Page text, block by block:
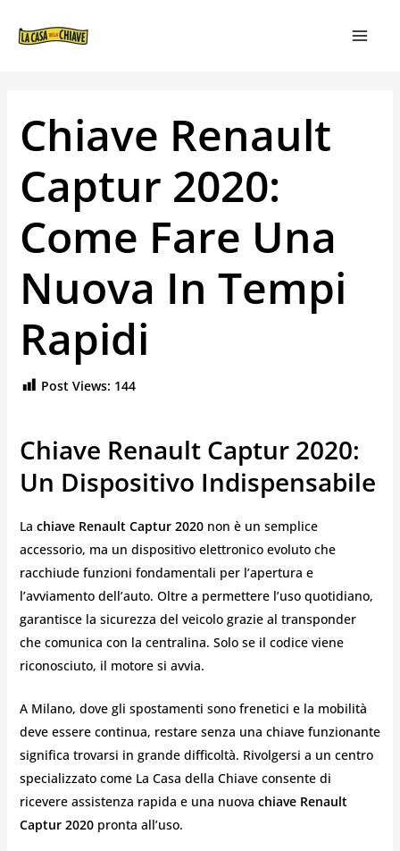
Chiave Renault
Captur 2020:
Come Fare Una
Nuova In Tempi
Rapidi
Post Views: 144
Chiave Renault Captur 2020:
Un Dispositivo Indispensabile
La chiave Renault Captur 2020non è un semplice
accessorio, ma un dispositivo elettronico evoluto che
racchiude funzioni fondamentali per l’apertura e
l’avviamento dell’auto. Oltre a permettere l’uso quotidiano,
garantisce la sicurezza del veicolo grazie al transponder
che comunica con la centralina. Solo se il codice viene
riconosciuto, il motore si avvia.
A Milano, dove gli spostamenti sono frenetici e la mobilità
deve essere continua, restare senza una chiave funzionante
significa trovarsi in grande difficoltà. Rivolgersi a un centro
specializzato come La Casa della Chiave consente di
ricevere assistenza rapida e una nuova chiave Renault
Captur 2020pronta all’uso.
ARTICOLI